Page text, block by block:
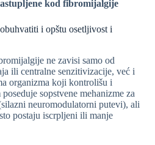
kod fibromijalgije
i opštu osetljivost i
ne zavisi samo od
ili centralne senzitivizacije, već i
organizma koji kontrolišu i
sopstvene mehanizme za
neuromodulatorni putevi), ali
postaju iscrpljeni ili manje